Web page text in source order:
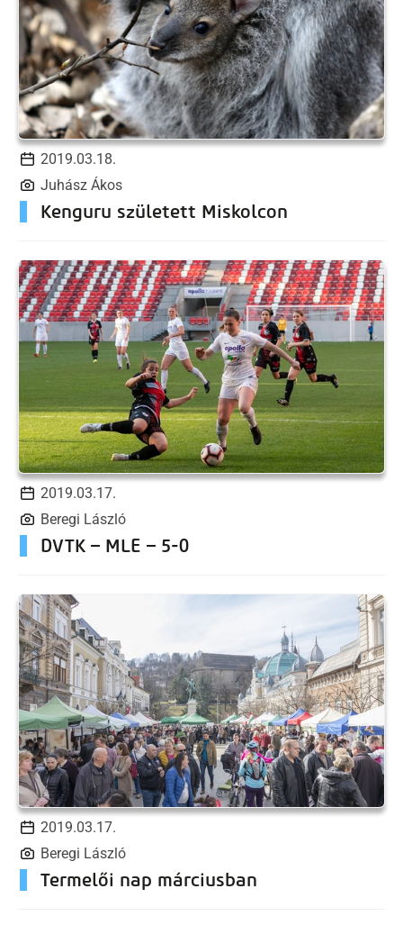
2019.03.18.
Juhász Ákos
Kenguru született Miskolcon
2019.03.17.
Beregi László
DVTK – MLE – 5-0
2019.03.17.
Beregi László
Termelői nap márciusban